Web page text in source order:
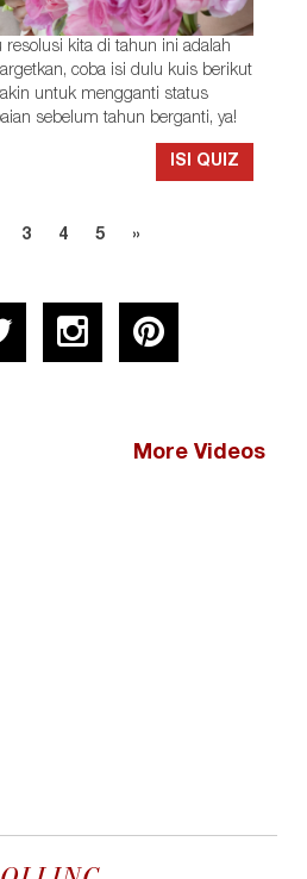
resolusi kita di tahun ini adalah
coba isi dulu kuis berikut
untuk mengganti status
sebelum tahun berganti, ya!
ISI QUIZ
3 4 5 »
More Videos